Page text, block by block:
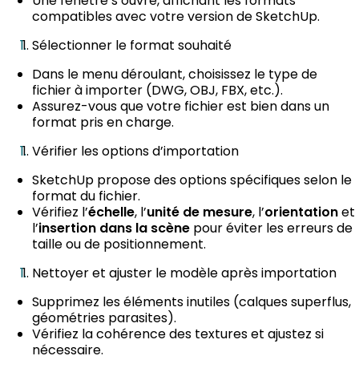
compatibles avec votre version de SketchUp.
Sélectionner le format souhaité
Dans le menu déroulant, choisissez le type de
fichier à importer (DWG, OBJ, FBX, etc.).
Assurez-vous que votre fichier est bien dans un
format pris en charge.
Vérifier les options d’importation
SketchUp propose des options spécifiques selon le
format du fichier.
Vérifiez l’échelle, l’unité de mesure, l’orientationet
l’insertion dans la scène pour éviter les erreurs de
taille ou de positionnement.
Nettoyer et ajuster le modèle après importation
Supprimez les éléments inutiles (calques superflus,
géométries parasites).
Vérifiez la cohérence des textures et ajustez si
nécessaire.